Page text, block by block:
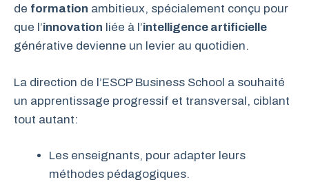
de formation ambitieux, spécialement conçu pour
que l’innovation liée à l’intelligence artificielle
générative devienne un levier au quotidien.
La direction de l’ESCP Business School a souhaité
un apprentissage progressif et transversal, ciblant
tout autant:
Les enseignants, pour adapter leurs
méthodes pédagogiques.